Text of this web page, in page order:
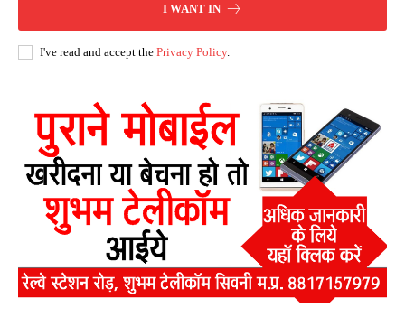
I WANT IN
I've read and accept the Privacy Policy.